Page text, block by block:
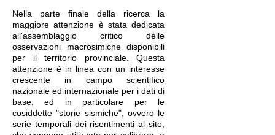
Nella parte finale della ricerca la
maggiore attenzione è stata dedicata
all'assemblaggio critico delle
osservazioni macrosimiche disponibili
per il territorio provinciale. Questa
attenzione è in linea con un interesse
crescente in campo scientifico
nazionale ed internazionale per i dati di
base, ed in particolare per le
cosiddette "storie sismiche", ovvero le
serie temporali dei risentimenti al sito,